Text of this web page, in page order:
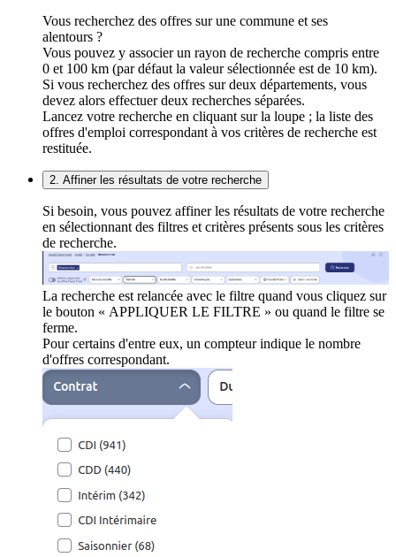
Vous recherchez des offres sur une commune et ses
alentours ?
Vous pouvez y associer un rayon de recherche compris entre
0 et 100 km (par défaut la valeur sélectionnée est de 10 km).
Si vous recherchez des offres sur deux départements, vous
devez alors effectuer deux recherches séparées.
Lancez votre recherche en cliquant sur la loupe ; la liste des
offres d'emploi correspondant à vos critères de recherche est
restituée.
2. Affiner les résultats de votre recherche
Si besoin, vous pouvez affiner les résultats de votre recherche
en sélectionnant des filtres et critères présents sous les critères
de recherche.
La recherche est relancée avec le filtre quand vous cliquez sur
le bouton « APPLIQUER LE FILTRE » ou quand le filtre se
ferme.
Pour certains d'entre eux, un compteur indique le nombre
d'offres correspondant.